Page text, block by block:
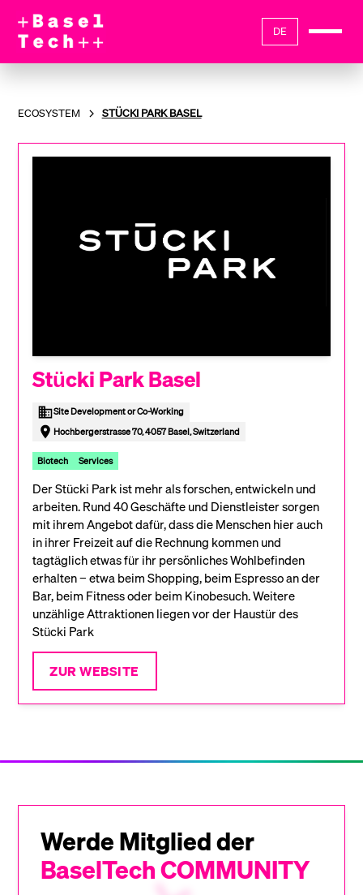
DE
ECOSYSTEM STÜCKI PARK BASEL
Stücki Park Basel
Site Development or Co-Working
Hochbergerstrasse 70, 4057 Basel, Switzerland
Biotech Services
Der Stücki Park ist mehr als forschen, entwickeln und
arbeiten. Rund 40 Geschäfte und Dienstleister sorgen
mit ihrem Angebot dafür, dass die Menschen hier auch
in ihrer Freizeit auf die Rechnung kommen und
tagtäglich etwas für ihr persönliches Wohlbefinden
erhalten − etwa beim Shopping, beim Espresso an der
Bar, beim Fitness oder beim Kinobesuch. Weitere
unzählige Attraktionen liegen vor der Haustür des
Stücki Park
ZUR WEBSITE
Werde Mitglied der
BaselTech COMMUNITY